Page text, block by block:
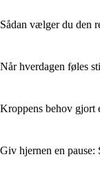
Sådan vælger du den
Når hverdagen føles
Kroppens behov gjort
Giv hjernen en pause: